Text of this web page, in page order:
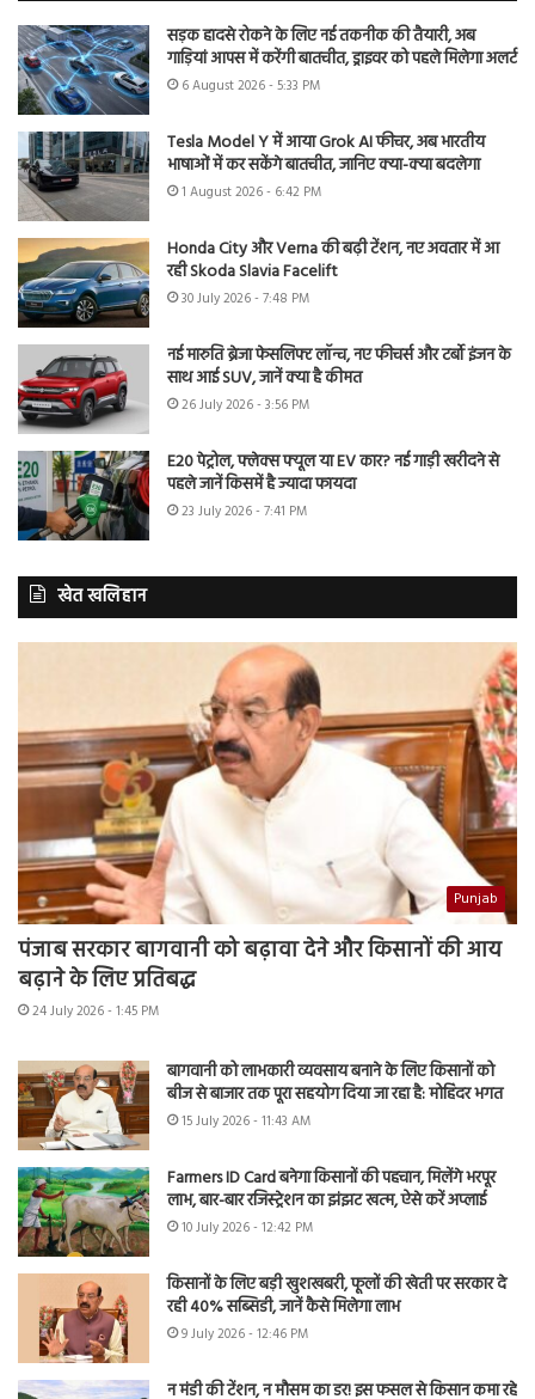
सड़क हादसे रोकने के लिए नई तकनीक की तैयारी, अब
गाड़ियां आपस में करेंगी बातचीत, ड्राइवर को पहले मिलेगा अलर्ट
6 August 2026 - 5:33 PM
Tesla Model Y में आया Grok AI फीचर, अब भारतीय
भाषाओं में कर सकेंगे बातचीत, जानिए क्या-क्या बदलेगा
1 August 2026 - 6:42 PM
Honda City और Verna की बढ़ी टेंशन, नए अवतार में आ
रही Skoda Slavia Facelift
30 July 2026 - 7:48 PM
नई मारुति ब्रेजा फेसलिफ्ट लॉन्च, नए फीचर्स और टर्बो इंजन के
साथ आई SUV, जानें क्या है कीमत
26 July 2026 - 3:56 PM
E20 पेट्रोल, फ्लेक्स फ्यूल या EV कार? नई गाड़ी खरीदने से
पहले जानें किसमें है ज्यादा फायदा
23 July 2026 - 7:41 PM
खेत खलिहान
Punjab
पंजाब सरकार बागवानी को बढ़ावा देने और किसानों की आय
बढ़ाने के लिए प्रतिबद्ध
24 July 2026 - 1:45 PM
बागवानी को लाभकारी व्यवसाय बनाने के लिए किसानों को
बीज से बाजार तक पूरा सहयोग दिया जा रहा है: मोहिंदर भगत
15 July 2026 - 11:43 AM
Farmers ID Card बनेगा किसानों की पहचान, मिलेंगे भरपूर
लाभ, बार-बार रजिस्ट्रेशन का झंझट खत्म, ऐसे करें अप्लाई
10 July 2026 - 12:42 PM
किसानों के लिए बड़ी खुशखबरी, फूलों की खेती पर सरकार दे
रही 40% सब्सिडी, जानें कैसे मिलेगा लाभ
9 July 2026 - 12:46 PM
न मंडी की टेंशन, न मौसम का डर! इस फसल से किसान कमा रहे